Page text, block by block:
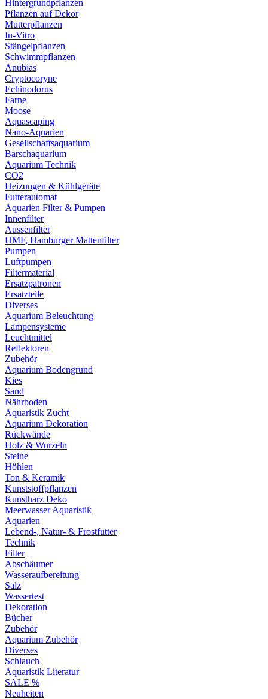
Hintergrundpflanzen
Pflanzen auf Dekor
Mutterpflanzen
In-Vitro
Stängelpflanzen
Schwimmpflanzen
Anubias
Cryptocoryne
Echinodorus
Farne
Moose
Aquascaping
Nano-Aquarien
Gesellschaftsaquarium
Barschaquarium
Aquarium Technik
CO2
Heizungen & Kühlgeräte
Futterautomat
Aquarien Filter & Pumpen
Innenfilter
Aussenfilter
HMF, Hamburger Mattenfilter
Pumpen
Luftpumpen
Filtermaterial
Ersatzpatronen
Ersatzteile
Diverses
Aquarium Beleuchtung
Lampensysteme
Leuchtmittel
Reflektoren
Zubehör
Aquarium Bodengrund
Kies
Sand
Nährboden
Aquaristik Zucht
Aquarium Dekoration
Rückwände
Holz & Wurzeln
Steine
Höhlen
Ton & Keramik
Kunststoffpflanzen
Kunstharz Deko
Meerwasser Aquaristik
Aquarien
Lebend-, Natur- & Frostfutter
Technik
Filter
Abschäumer
Wasseraufbereitung
Salz
Wassertest
Dekoration
Bücher
Zubehör
Aquarium Zubehör
Diverses
Schlauch
Aquaristik Literatur
SALE %
Neuheiten